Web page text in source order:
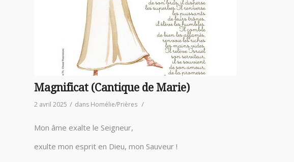
Magnificat (Cantique de Marie)
2 avril 2025 / dans Homélie/Prières /
Mon âme exalte le Seigneur,
exulte mon esprit en Dieu, mon Sauveur !